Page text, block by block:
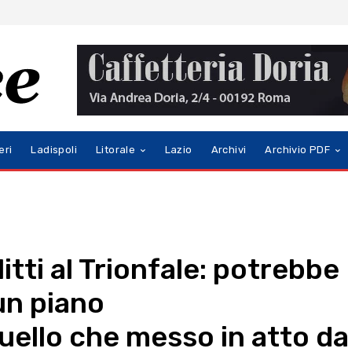
Ladispoli Litorale Lazio Archivi Archivio PDF
al Trionfale: potrebbe
piano
che messo in atto da